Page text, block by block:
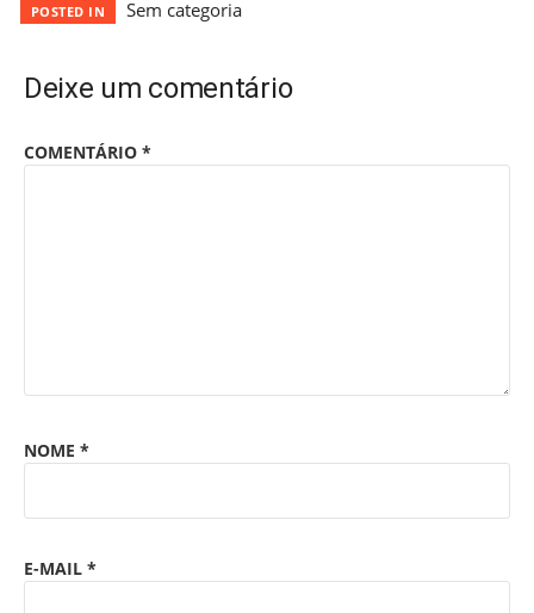
POSTED IN Sem categoria
Deixe um comentário
COMENTÁRIO *
NOME *
E-MAIL *